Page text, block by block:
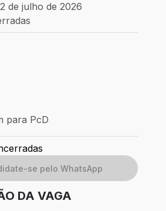
de julho de 2026
Osasco - SP
Presencial
PcD
para PcD
se pelo WhatsApp
DA VAGA